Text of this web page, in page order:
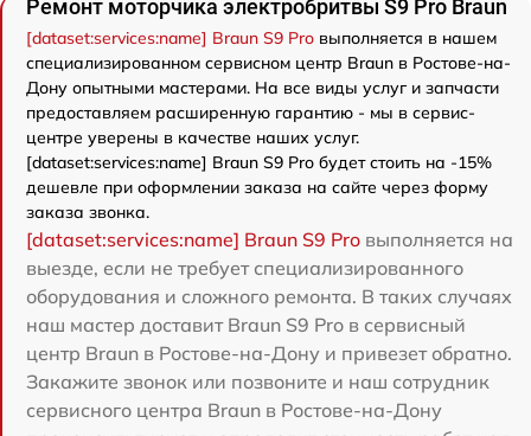
Ремонт моторчика электробритвы S9 Pro Braun
[dataset:services:name] Braun S9 Pro выполняется в нашем
специализированном сервисном центр Braun в Ростове-на-
Дону опытными мастерами. На все виды услуг и запчасти
предоставляем расширенную гарантию - мы в сервис-
центре уверены в качестве наших услуг.
[dataset:services:name] Braun S9 Pro будет стоить на -15%
дешевле при оформлении заказа на сайте через форму
заказа звонка.
[dataset:services:name] Braun S9 Pro выполняется на
выезде, если не требует специализированного
оборудования и сложного ремонта. В таких случаях
наш мастер доставит Braun S9 Pro в сервисный
центр Braun в Ростове-на-Дону и привезет обратно.
Закажите звонок или позвоните и наш сотрудник
сервисного центра Braun в Ростове-на-Дону